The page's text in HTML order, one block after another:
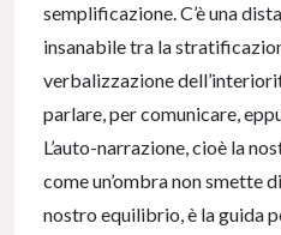
semplificazione. C’è una
insanabile tra la
verbalizzazione
parlare, per comunicare,
L’auto-narrazione, cioè la
come un’ombra non smette
nostro equilibrio, è la guida